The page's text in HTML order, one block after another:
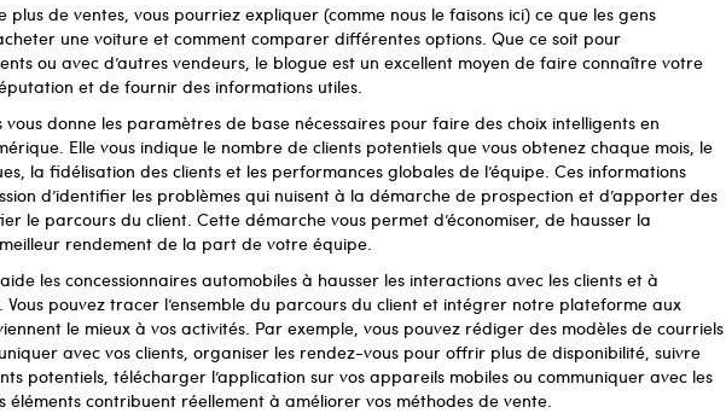
plus de ventes, vous pourriez expliquer (comme nous le faisons ici) ce que les gens
une voiture et comment comparer différentes options. Que ce soit pour
ou avec d’autres vendeurs, le blogue est un excellent moyen de faire connaître votre
et de fournir des informations utiles.
vous donne les paramètres de base nécessaires pour faire des choix intelligents en
Elle vous indique le nombre de clients potentiels que vous obtenez chaque mois, le
la fidélisation des clients et les performances globales de l’équipe. Ces informations
d’identifier les problèmes qui nuisent à la démarche de prospection et d’apporter des
le parcours du client. Cette démarche vous permet d’économiser, de hausser la
rendement de la part de votre équipe.
les concessionnaires automobiles à hausser les interactions avec les clients et à
pouvez tracer l’ensemble du parcours du client et intégrer notre plateforme aux
le mieux à vos activités. Par exemple, vous pouvez rédiger des modèles de courriels
avec vos clients, organiser les rendez-vous pour offrir plus de disponibilité, suivre
potentiels, télécharger l’application sur vos appareils mobiles ou communiquer avec les
éléments contribuent réellement à améliorer vos méthodes de vente.